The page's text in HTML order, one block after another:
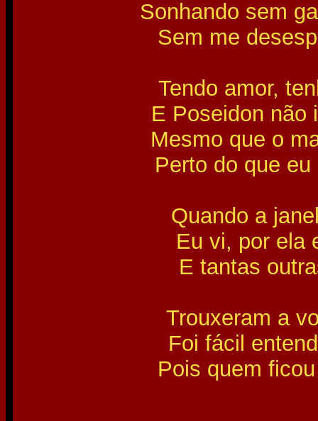
Sonhando sem
Sem me
Tendo amor,
E Poseidon não
Mesmo que o
Perto do que
Quando a
Eu vi, por ela
E tantas
Trouxeram a
Foi fácil
Pois quem